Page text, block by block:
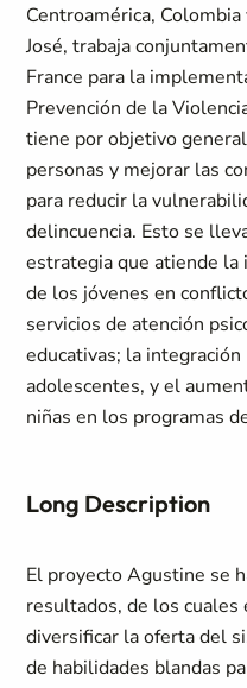
Centroamérica,
José, trabaja
France para la
Prevención de la
tiene por objetivo
personas y mejorar las
para reducir la
delincuencia. Esto se
estrategia que atiende la
de los jóvenes en
servicios de atención
educativas; la
adolescentes, y el
niñas en los programas
Long Description
El proyecto Agustine se
resultados, de los
diversificar la oferta del
de habilidades blandas